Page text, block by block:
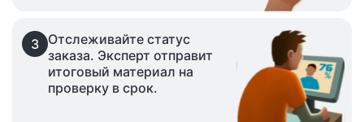
3 Отслеживайте статус
заказа. Эксперт отправит
итоговый материал на
проверку в срок.